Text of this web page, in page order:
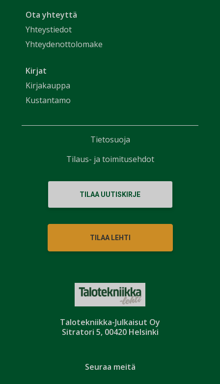
Talotekniikka-Julkaisut Oy
Sitratori 5, 00420 Helsinki
Ota yhteyttä
Yhteystiedot
Yhteydenottolomake
Kirjat
Kirjakauppa
Kustantamo
TILAA UUTISKIRJE
TILAA LEHTI
Seuraa meitä
Tietosuoja
Tilaus- ja toimitusehdot